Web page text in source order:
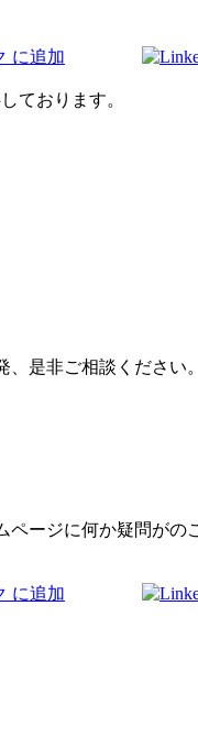
ております。
是非ご相談ください。
ページに何か疑問が